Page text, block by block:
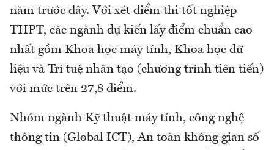
năm trước đây. Với xét điểm thi tốt nghiệp
THPT, các ngành dự kiến lấy điểm chuẩn cao
nhất gồm Khoa học máy tính, Khoa học dữ
liệu và Trí tuệ nhân tạo (chương trình tiên tiến)
với mức trên 27,8 điểm.
Nhóm ngành Kỹ thuật máy tính, công nghệ
thông tin (Global ICT), An toàn không gian số